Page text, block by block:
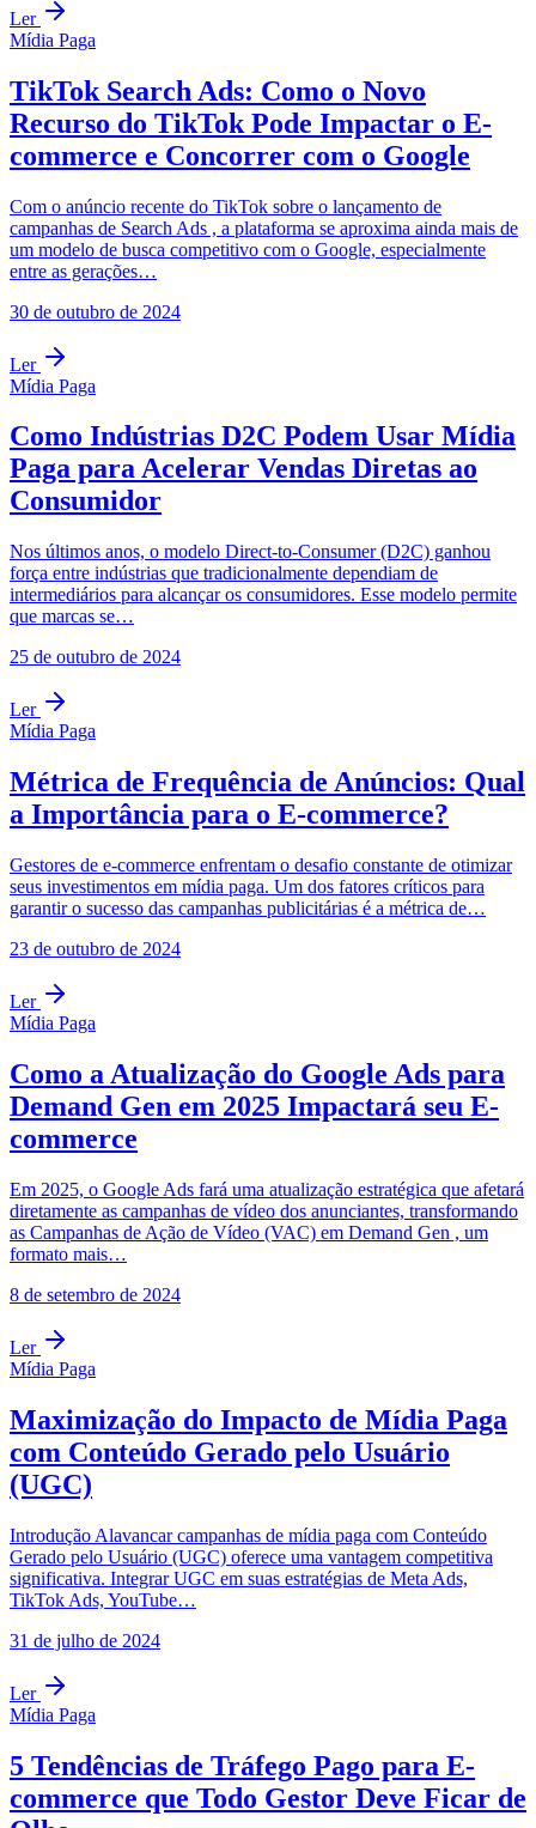
Ler
Mídia Paga
TikTok Search Ads: Como o Novo
Recurso do TikTok Pode Impactar o E-
commerce e Concorrer com o Google
Com o anúncio recente do TikTok sobre o lançamento de
campanhas de Search Ads , a plataforma se aproxima ainda mais de
um modelo de busca competitivo com o Google, especialmente
entre as gerações…
30 de outubro de 2024
Ler
Mídia Paga
Como Indústrias D2C Podem Usar Mídia
Paga para Acelerar Vendas Diretas ao
Consumidor
Nos últimos anos, o modelo Direct-to-Consumer (D2C) ganhou
força entre indústrias que tradicionalmente dependiam de
intermediários para alcançar os consumidores. Esse modelo permite
que marcas se…
25 de outubro de 2024
Ler
Mídia Paga
Métrica de Frequência de Anúncios: Qual
a Importância para o E-commerce?
Gestores de e-commerce enfrentam o desafio constante de otimizar
seus investimentos em mídia paga. Um dos fatores críticos para
garantir o sucesso das campanhas publicitárias é a métrica de…
23 de outubro de 2024
Ler
Mídia Paga
Como a Atualização do Google Ads para
Demand Gen em 2025 Impactará seu E-
commerce
Em 2025, o Google Ads fará uma atualização estratégica que afetará
diretamente as campanhas de vídeo dos anunciantes, transformando
as Campanhas de Ação de Vídeo (VAC) em Demand Gen , um
formato mais…
8 de setembro de 2024
Ler
Mídia Paga
Maximização do Impacto de Mídia Paga
com Conteúdo Gerado pelo Usuário
(UGC)
Introdução Alavancar campanhas de mídia paga com Conteúdo
Gerado pelo Usuário (UGC) oferece uma vantagem competitiva
significativa. Integrar UGC em suas estratégias de Meta Ads,
TikTok Ads, YouTube…
31 de julho de 2024
Ler
Mídia Paga
5 Tendências de Tráfego Pago para E-
commerce que Todo Gestor Deve Ficar de